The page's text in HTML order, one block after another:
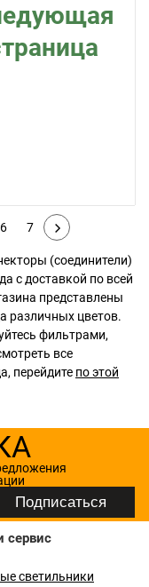
6 7
(соединители)
с доставкой по всей
представлены
различных цветов.
фильтрами,
все
перейдите по этой
сервис
светильники